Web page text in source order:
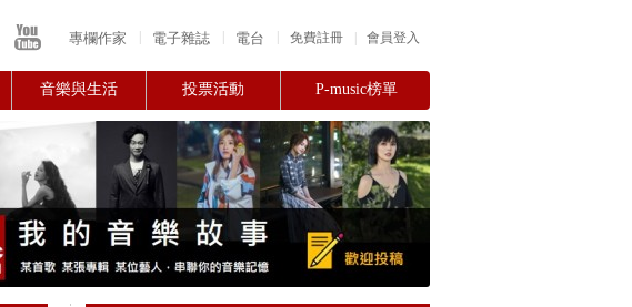
會員登入
免費註冊
專欄作家 電子雜誌 電台
音樂與生活 投票活動 P-music榜單